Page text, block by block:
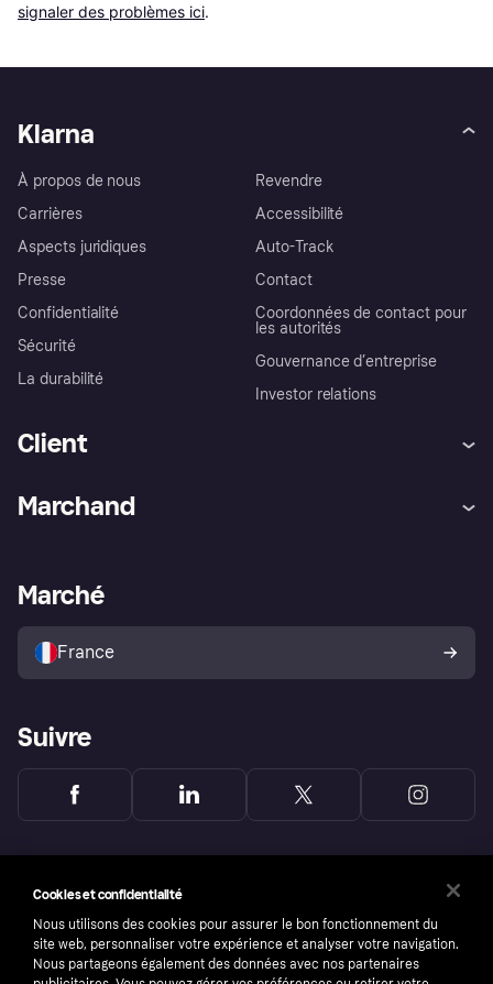
signaler des problèmes ici.
Klarna
À propos de nous
Carrières
Aspects juridiques
Presse
Confidentialité
Sécurité
La durabilité
Revendre
Accessibilité
Auto-Track
Contact
Coordonnées de contact pour
les autorités
Gouvernance d’entreprise
Investor relations
Client
Explorez les magasins
Politique de protection de
l’acheteur Klarna
Marchand
Portail Marchand
Marché
France
Suivre
Cookies et confidentialité
Nous utilisons des cookies pour assurer le bon fonctionnement du
site web, personnaliser votre expérience et analyser votre navigation.
Nous partageons également des données avec nos partenaires